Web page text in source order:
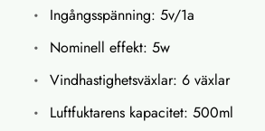
Ingångsspänning: 5v/1a
Nominell effekt: 5w
Vindhastighetsväxlar: 6 växlar
Luftfuktarens kapacitet: 500ml